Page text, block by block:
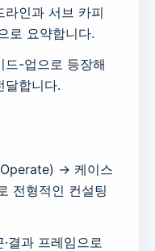
인과 서브 카피
로 요약합니다.
드-업으로 등장해
달합니다.
→ 케이스
전형적인 컨설팅
결과 프레임으로